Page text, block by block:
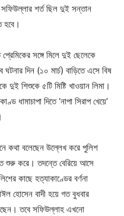
শর্ত ছিল দুই সন্তান
হবে।
সঙ্গে মিলে দুই ছেলেকে
দিন (১০ মার্চ) বাড়িতে এসে বিষ
দুই শিশুকে ৫টি মিষ্টি খাওয়ান লিমা।
দিতে ‘নাপা সিরাপ খেয়ে’
কথা বলেছেন উল্লেখ করে পুলিশ
শুরু করে। তদন্তে বেরিয়ে আসে
কাছে হত্যাকাণ্ডের বর্ণনা
হোসেন বাদী হয়ে গত বুধবার
তবে সফিউল্লাহ এখনো